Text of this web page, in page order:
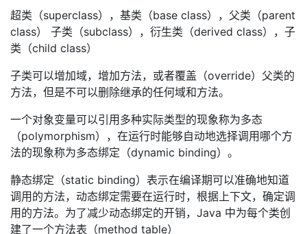
超类（superclass），基类（base class），父类（parent
class） 子类（subclass），衍生类（derived class），子
类（child class）
子类可以增加域，增加方法，或者覆盖（override）父类的
方法，但是不可以删除继承的任何域和方法。
一个对象变量可以引用多种实际类型的现象称为多态
（polymorphism），在运行时能够自动地选择调用哪个方
法的现象称为多态绑定（dynamic binding）。
静态绑定（static binding）表示在编译期可以准确地知道
调用的方法，动态绑定需要在运行时，根据上下文，确定调
用的方法。为了减少动态绑定的开销，Java 中为每个类创
建了一个方法表（method table）